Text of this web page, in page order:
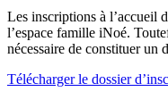
Les inscriptions à l’accueil
l’espace famille iNoé.
nécessaire de constituer un
Télécharger le dossier